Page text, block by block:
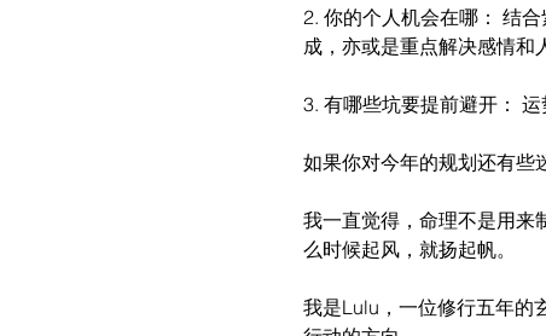
2. 你的个人机会在哪： 结
成，亦或是重点解决感情和
3. 有哪些坑要提前避开：
如果你对今年的规划还有些
我一直觉得，命理不是用来
么时候起风，就扬起帆。
我是Lulu，一位修行五年的